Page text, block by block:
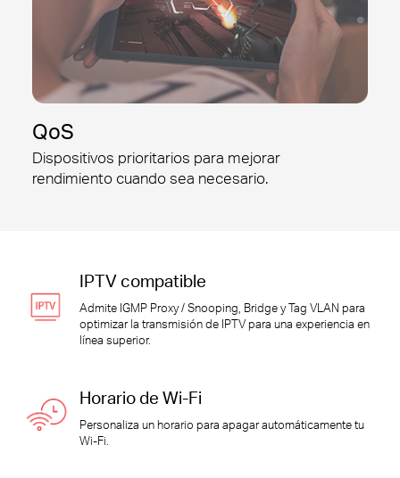
QoS
Dispositivos prioritarios para mejorar
rendimiento cuando sea necesario.
IPTV compatible
Admite IGMP Proxy / Snooping, Bridge y Tag VLAN para
optimizar la transmisión de IPTV para una experiencia en
línea superior.
Horario de Wi-Fi
Personaliza un horario para apagar automáticamente tu
Wi-Fi.